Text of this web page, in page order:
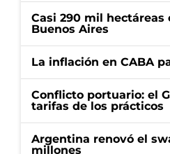
Casi 290 mil
Buenos Aires
La inflación en CABA
Conflicto portuario: el
tarifas de los prácticos
Argentina renovó el
millones